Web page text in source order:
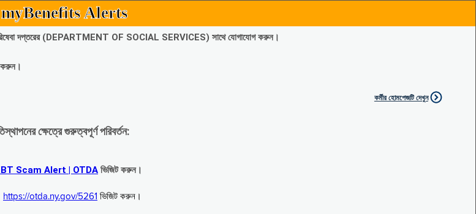
myBenefits Alerts
পরিষেবা দপ্তরের (DEPARTMENT OF SOCIAL SERVICES) সাথে যোগাযোগ করুন।
করুন।
কর্মীর হোমপেজটি দেখুন
ক্ষেত্রে গুরুত্বপূর্ণ পরিবর্তন:
Scam Alert | OTDA ভিজিট করুন।
https://otda.ny.gov/5261 ভিজিট করুন।